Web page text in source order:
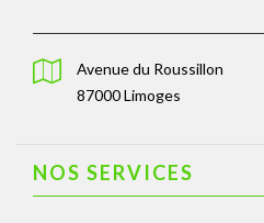
Avenue du Roussillon
87000 Limoges
NOS SERVICES